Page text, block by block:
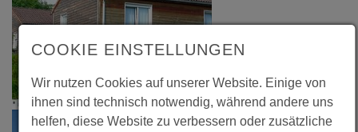
COOKIE EINSTELLUNGEN
Wir nutzen Cookies auf unserer Website. Einige von
ihnen sind technisch notwendig, während andere uns
helfen, diese Website zu verbessern oder zusätzliche